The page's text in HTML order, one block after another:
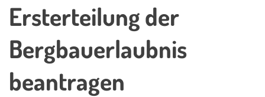
Ersterteilung der
Bergbauerlaubnis
beantragen